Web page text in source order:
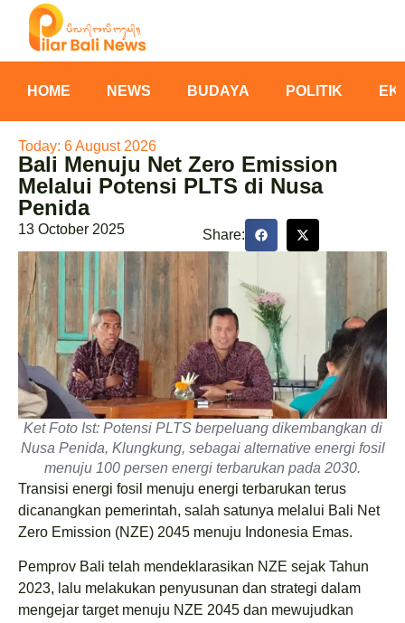
HOME NEWS BUDAYA POLITIK
Today: 6 August 2026
Bali Menuju Net Zero Emission
Melalui Potensi PLTS di Nusa
Penida
13 October 2025 Share:
Ket Foto Ist: Potensi PLTS berpeluang dikembangkan di
Nusa Penida, Klungkung, sebagai alternative energi fosil
menuju 100 persen energi terbarukan pada 2030.
Transisi energi fosil menuju energi terbarukan terus
dicanangkan pemerintah, salah satunya melalui Bali Net
Zero Emission (NZE) 2045 menuju Indonesia Emas.
Pemprov Bali telah mendeklarasikan NZE sejak Tahun
2023, lalu melakukan penyusunan dan strategi dalam
mengejar target menuju NZE 2045 dan mewujudkan